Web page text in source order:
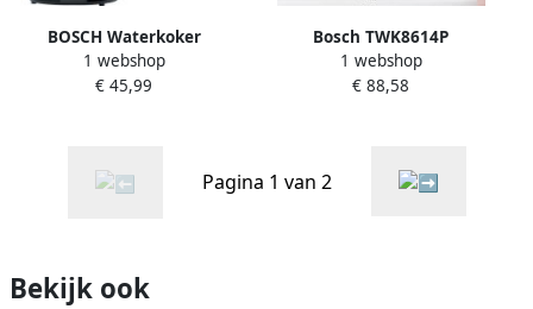
BOSCH Waterkoker
MyMoment TWK3M123 1 7 l
Automatische uitschakeling
1 webshop
€ 45,99
Bosch TWK8614P
waterkoker 1 5 l 2400 W
Rood
1 webshop
€ 88,58
Pagina 1 van 2
Bekijk ook